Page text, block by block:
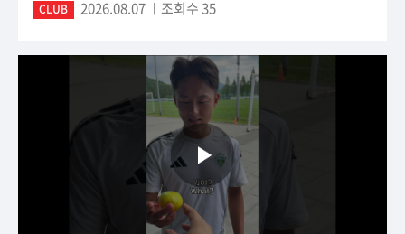
CLUB 2026.08.07 조회수 35